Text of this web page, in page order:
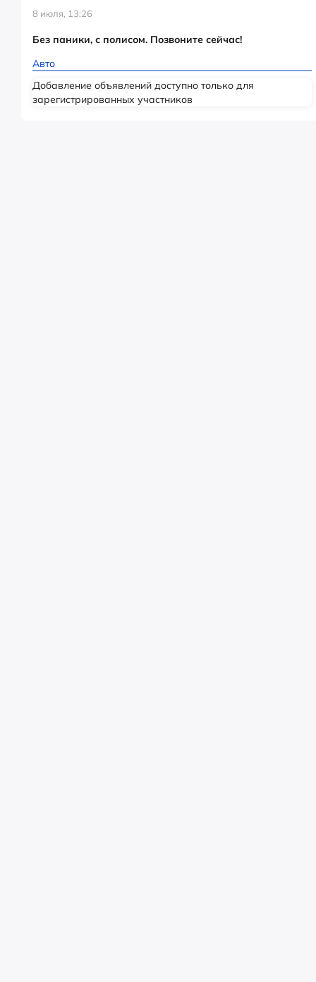
8 июля, 13:26
Без паники, с полисом. Позвоните сейчас!
Авто
Добавление объявлений доступно только для
зарегистрированных участников